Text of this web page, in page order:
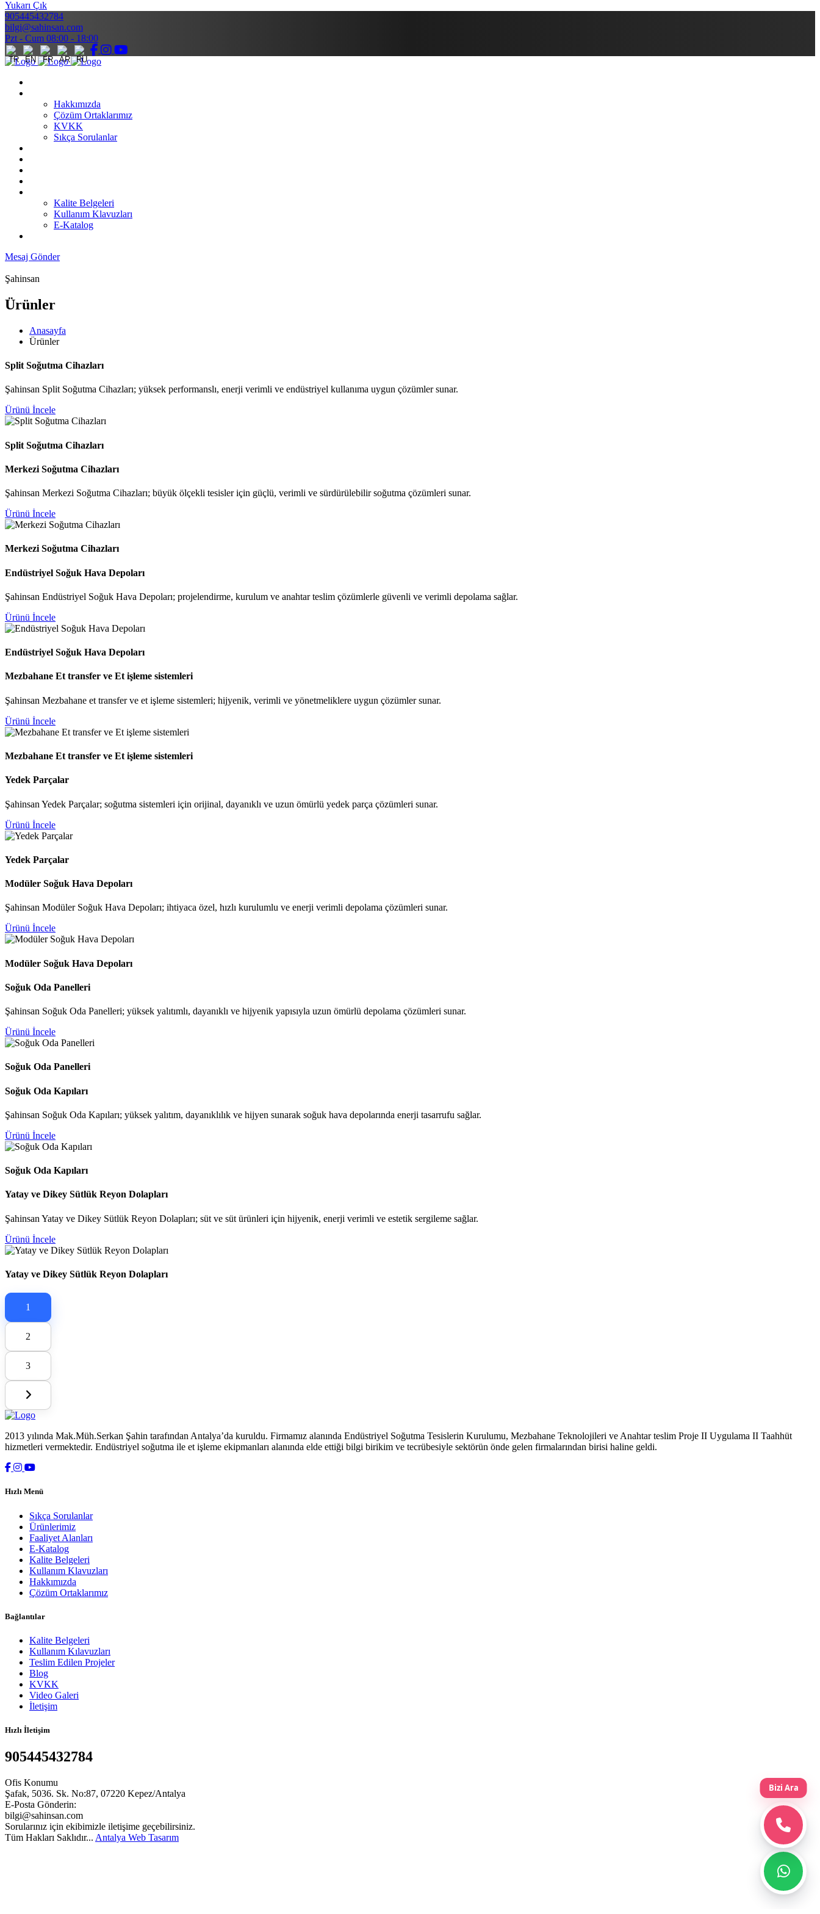
Yukarı Çık
905445432784
bilgi@sahinsan.com
Pzt - Cum 08:00 - 18:00
Hakkımızda
Çözüm Ortaklarımız
KVKK
Sıkça Sorulanlar
Kalite Belgeleri
Kullanım Klavuzları
E-Katalog
Mesaj Gönder
Şahinsan
Ürünler
Anasayfa
Ürünler
Split Soğutma Cihazları
Şahinsan Split Soğutma Cihazları; yüksek performanslı, enerji verimli ve endüstriyel kullanıma uygun çözümler sunar.
Ürünü İncele
Split Soğutma Cihazları
Merkezi Soğutma Cihazları
Şahinsan Merkezi Soğutma Cihazları; büyük ölçekli tesisler için güçlü, verimli ve sürdürülebilir soğutma çözümleri sunar.
Ürünü İncele
Merkezi Soğutma Cihazları
Endüstriyel Soğuk Hava Depoları
Şahinsan Endüstriyel Soğuk Hava Depoları; projelendirme, kurulum ve anahtar teslim çözümlerle güvenli ve verimli depolama sağlar.
Ürünü İncele
Endüstriyel Soğuk Hava Depoları
Mezbahane Et transfer ve Et işleme sistemleri
Şahinsan Mezbahane et transfer ve et işleme sistemleri; hijyenik, verimli ve yönetmeliklere uygun çözümler sunar.
Ürünü İncele
Mezbahane Et transfer ve Et işleme sistemleri
Yedek Parçalar
Şahinsan Yedek Parçalar; soğutma sistemleri için orijinal, dayanıklı ve uzun ömürlü yedek parça çözümleri sunar.
Ürünü İncele
Yedek Parçalar
Modüler Soğuk Hava Depoları
Şahinsan Modüler Soğuk Hava Depoları; ihtiyaca özel, hızlı kurulumlu ve enerji verimli depolama çözümleri sunar.
Ürünü İncele
Modüler Soğuk Hava Depoları
Soğuk Oda Panelleri
Şahinsan Soğuk Oda Panelleri; yüksek yalıtımlı, dayanıklı ve hijyenik yapısıyla uzun ömürlü depolama çözümleri sunar.
Ürünü İncele
Soğuk Oda Panelleri
Soğuk Oda Kapıları
Şahinsan Soğuk Oda Kapıları; yüksek yalıtım, dayanıklılık ve hijyen sunarak soğuk hava depolarında enerji tasarrufu sağlar.
Ürünü İncele
Soğuk Oda Kapıları
Yatay ve Dikey Sütlük Reyon Dolapları
Şahinsan Yatay ve Dikey Sütlük Reyon Dolapları; süt ve süt ürünleri için hijyenik, enerji verimli ve estetik sergileme sağlar.
Ürünü İncele
Yatay ve Dikey Sütlük Reyon Dolapları
1
2
3
2013 yılında Mak.Müh.Serkan Şahin tarafından Antalya’da kuruldu. Firmamız alanında Endüstriyel Soğutma Tesislerin Kurulumu, Mezbahane Teknolojileri ve Anahtar teslim Proje II Uygulama II Taahhüt
hizmetleri vermektedir. Endüstriyel soğutma ile et işleme ekipmanları alanında elde ettiği bilgi birikim ve tecrübesiyle sektörün önde gelen firmalarından birisi haline geldi.
Hızlı Menü
Sıkça Sorulanlar
Ürünlerimiz
Faaliyet Alanları
E-Katalog
Kalite Belgeleri
Kullanım Klavuzları
Hakkımızda
Çözüm Ortaklarımız
Bağlantılar
Kalite Belgeleri
Kullanım Kılavuzları
Teslim Edilen Projeler
Blog
KVKK
Video Galeri
İletişim
Hızlı İletişim
905445432784
Ofis Konumu
Şafak, 5036. Sk. No:87, 07220 Kepez/Antalya
E-Posta Gönderin:
bilgi@sahinsan.com
Sorularınız için ekibimizle iletişime geçebilirsiniz.
Tüm Hakları Saklıdır... Antalya Web Tasarım
Bizi Ara